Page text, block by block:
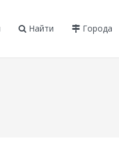
Найти Города